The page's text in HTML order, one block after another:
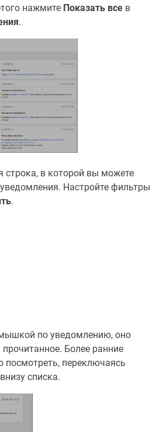
нажмите Показать все в
.
строка, в которой вы можете
Настройте фильтры
.
по уведомлению, оно
Более ранние
переключаясь
списка.